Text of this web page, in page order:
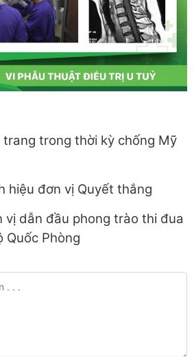
trong thời kỳ chống Mỹ
hiệu đơn vị Quyết thắng
vị dẫn đầu phong trào thi đua
Quốc Phòng